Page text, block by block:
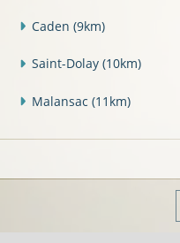
Caden (9km)
Saint-Dolay (10km)
Malansac (11km)